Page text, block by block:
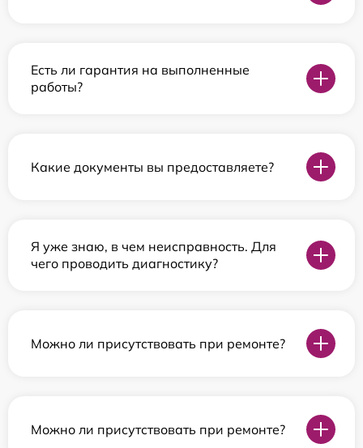
Есть ли гарантия на выполненные
работы?
Какие документы вы предоставляете?
Я уже знаю, в чем неисправность. Для
чего проводить диагностику?
Можно ли присутствовать при ремонте?
Можно ли присутствовать при ремонте?